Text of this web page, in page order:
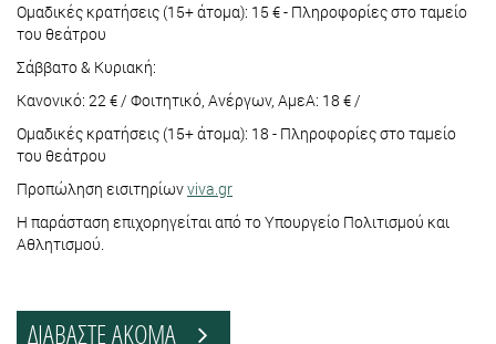
Ομαδικές κρατήσεις (15+ άτομα): 15 € - Πληροφορίες στο ταμείο
του θεάτρου
Σάββατο & Κυριακή:
Κανονικό: 22 € / Φοιτητικό, Ανέργων, ΑμεΑ: 18 € /
Ομαδικές κρατήσεις (15+ άτομα): 18 - Πληροφορίες στο ταμείο
του θεάτρου
Προπώληση εισιτηρίωνviva.gr
Η παράσταση επιχορηγείται από το Υπουργείο Πολιτισμού και
Αθλητισμού.
ΔΙΑΒΑΣΤΕ ΑΚΟΜΑ